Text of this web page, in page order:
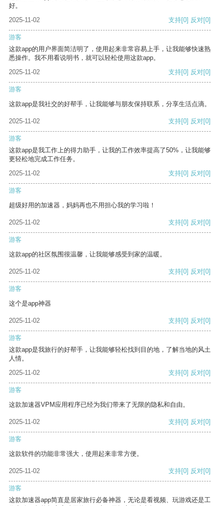
好。
2025-11-02
支持[0] 反对[0]
游客
这款app的用户界面简洁明了，使用起来非常容易上手，让我能够快速熟
悉操作。我不用看说明书，就可以轻松使用这款app。
2025-11-02
支持[0] 反对[0]
游客
这款app是我社交的好帮手，让我能够与朋友保持联系，分享生活点滴。
2025-11-02 支持[0] 反对[0]
游客
这款app是我工作上的得力助手，让我的工作效率提高了50%，让我能够
更轻松地完成工作任务。
2025-11-02
支持[0] 反对[0]
游客
超级好用的加速器，妈妈再也不用担心我的学习啦！
2025-11-02 支持[0] 反对[0]
游客
这款app的社区氛围很温馨，让我能够感受到家的温暖。
2025-11-02 支持[0] 反对[0]
游客
这个是app神器
2025-11-02 支持[0] 反对[0]
游客
这款app是我旅行的好帮手，让我能够轻松找到目的地，了解当地的风土
人情。
2025-11-02
支持[0] 反对[0]
游客
这款加速器VPM应用程序已经为我们带来了无限的隐私和自由。
2025-11-02 支持[0] 反对[0]
游客
这款软件的功能非常强大，使用起来非常方便。
2025-11-02 支持[0] 反对[0]
游客
这款加速器app简直是居家旅行必备神器，无论是看视频、玩游戏还是工